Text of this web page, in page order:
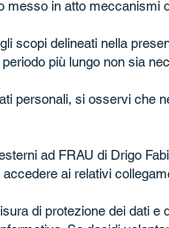
messo in atto meccanismi
scopi delineati nella
più lungo non sia
personali, si osservi che
ad FRAU di Drigo
ai relativi
di protezione dei dati e